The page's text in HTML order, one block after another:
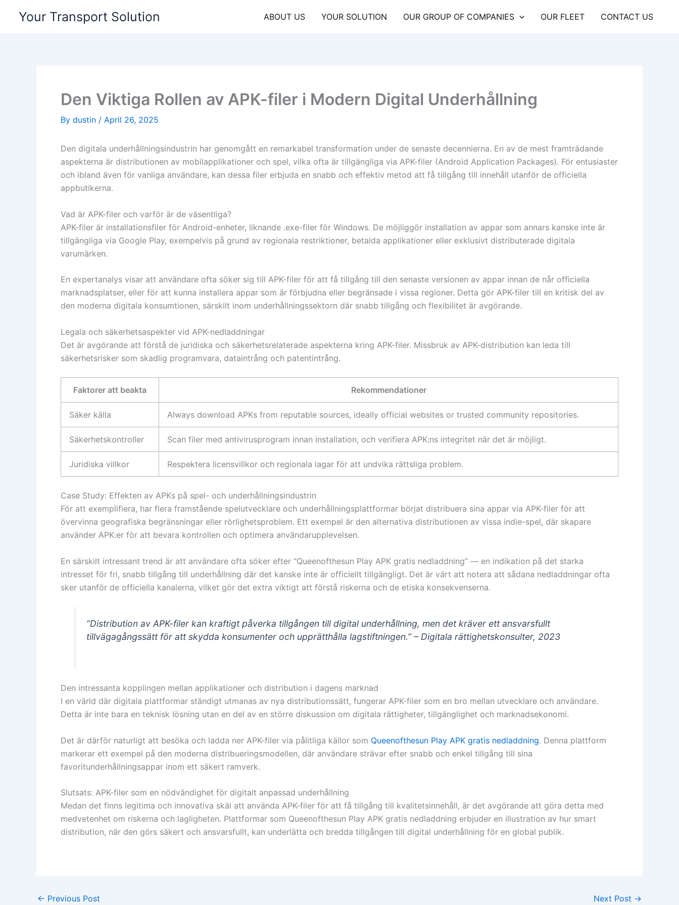
Your Transport Solution ABOUT US YOUR SOLUTION OUR GROUP OF COMPANIES OUR FLEET CONTACT US
Den Viktiga Rollen av APK-filer i Modern Digital Underhållning
By dustin / April 26, 2025
Den digitala underhållningsindustrin har genomgått en remarkabel transformation under de senaste decennierna. En av de mest framträdande
aspekterna är distributionen av mobilapplikationer och spel, vilka ofta är tillgängliga via APK-filer (Android Application Packages). För entusiaster
och ibland även för vanliga användare, kan dessa filer erbjuda en snabb och effektiv metod att få tillgång till innehåll utanför de officiella
appbutikerna.
Vad är APK-filer och varför är de väsentliga?
APK-filer är installationsfiler för Android-enheter, liknande .exe-filer för Windows. De möjliggör installation av appar som annars kanske inte är
tillgängliga via Google Play, exempelvis på grund av regionala restriktioner, betalda applikationer eller exklusivt distributerade digitala
varumärken.
En expertanalys visar att användare ofta söker sig till APK-filer för att få tillgång till den senaste versionen av appar innan de når officiella
marknadsplatser, eller för att kunna installera appar som är förbjudna eller begränsade i vissa regioner. Detta gör APK-filer till en kritisk del av
den moderna digitala konsumtionen, särskilt inom underhållningssektorn där snabb tillgång och flexibilitet är avgörande.
Legala och säkerhetsaspekter vid APK-nedladdningar
Det är avgörande att förstå de juridiska och säkerhetsrelaterade aspekterna kring APK-filer. Missbruk av APK-distribution kan leda till
säkerhetsrisker som skadlig programvara, dataintrång och patentintrång.
Faktorer att beakta Rekommendationer
Säker källa Always download APKs from reputable sources, ideally official websites or trusted community repositories.
Säkerhetskontroller Scan filer med antivirusprogram innan installation, och verifiera APK:ns integritet när det är möjligt.
Juridiska villkor Respektera licensvillkor och regionala lagar för att undvika rättsliga problem.
Case Study: Effekten av APKs på spel- och underhållningsindustrin
För att exemplifiera, har flera framstående spelutvecklare och underhållningsplattformar börjat distribuera sina appar via APK-filer för att
övervinna geografiska begränsningar eller rörlighetsproblem. Ett exempel är den alternativa distributionen av vissa indie-spel, där skapare
använder APK:er för att bevara kontrollen och optimera användarupplevelsen.
En särskilt intressant trend är att användare ofta söker efter “Queenofthesun Play APK gratis nedladdning” — en indikation på det starka
intresset för fri, snabb tillgång till underhållning där det kanske inte är officiellt tillgängligt. Det är värt att notera att sådana nedladdningar ofta
sker utanför de officiella kanalerna, vilket gör det extra viktigt att förstå riskerna och de etiska konsekvenserna.
“Distribution av APK-filer kan kraftigt påverka tillgången till digital underhållning, men det kräver ett ansvarsfullt
tillvägagångssätt för att skydda konsumenter och upprätthålla lagstiftningen.” – Digitala rättighetskonsulter, 2023
Den intressanta kopplingen mellan applikationer och distribution i dagens marknad
I en värld där digitala plattformar ständigt utmanas av nya distributionssätt, fungerar APK-filer som en bro mellan utvecklare och användare.
Detta är inte bara en teknisk lösning utan en del av en större diskussion om digitala rättigheter, tillgänglighet och marknadsekonomi.
Det är därför naturligt att besöka och ladda ner APK-filer via pålitliga källor som Queenofthesun Play APK gratis nedladdning. Denna plattform
markerar ett exempel på den moderna distribueringsmodellen, där användare strävar efter snabb och enkel tillgång till sina
favoritunderhållningsappar inom ett säkert ramverk.
Slutsats: APK-filer som en nödvändighet för digitalt anpassad underhållning
Medan det finns legitima och innovativa skäl att använda APK-filer för att få tillgång till kvalitetsinnehåll, är det avgörande att göra detta med
medvetenhet om riskerna och lagligheten. Plattformar som Queenofthesun Play APK gratis nedladdning erbjuder en illustration av hur smart
distribution, när den görs säkert och ansvarsfullt, kan underlätta och bredda tillgången till digital underhållning för en global publik.
← Previous Post Next Post →